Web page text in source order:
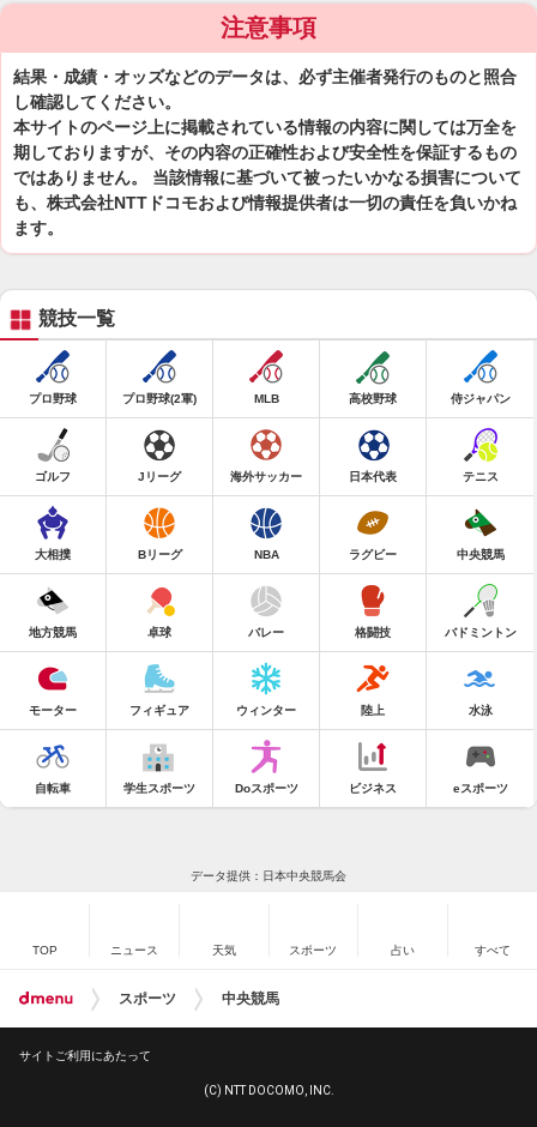
注意事項
結果・成績・オッズなどのデータは、必ず主催者発行のものと照合
し確認してください。
本サイトのページ上に掲載されている情報の内容に関しては万全を
期しておりますが、その内容の正確性および安全性を保証するもの
ではありません。 当該情報に基づいて被ったいかなる損害について
も、株式会社NTTドコモおよび情報提供者は一切の責任を負いかね
ます。
競技一覧
プロ野球 プロ野球(2軍) MLB 高校野球 侍ジャパン
ゴルフ Jリーグ 海外サッカー 日本代表 テニス
大相撲 Bリーグ NBA ラグビー 中央競馬
地方競馬 卓球 バレー 格闘技 バドミントン
モーター フィギュア ウィンター 陸上 水泳
自転車 学生スポーツ Doスポーツ ビジネス eスポーツ
データ提供：日本中央競馬会
TOP ニュース 天気 スポーツ 占い すべて
スポーツ 中央競馬
サイトご利用にあたって
(C) NTT DOCOMO, INC.